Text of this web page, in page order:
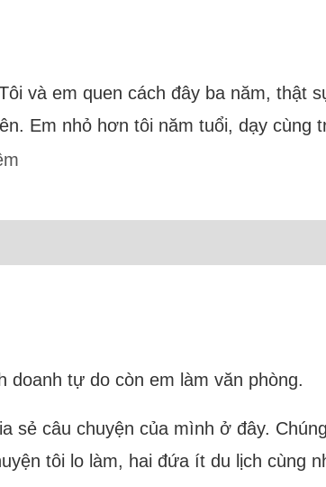
và em quen cách đây ba năm, thật
Em nhỏ hơn tôi năm tuổi, dạy cùng
doanh tự do còn em làm văn phòng.
sẻ câu chuyện của mình ở đây.
tôi lo làm, hai đứa ít du lịch cùng